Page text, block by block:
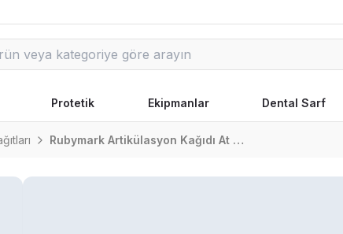
Protetik Ekipmanlar Dental Sarf
Rubymark Artikülasyon Kağıdı At Nalı Biçimli